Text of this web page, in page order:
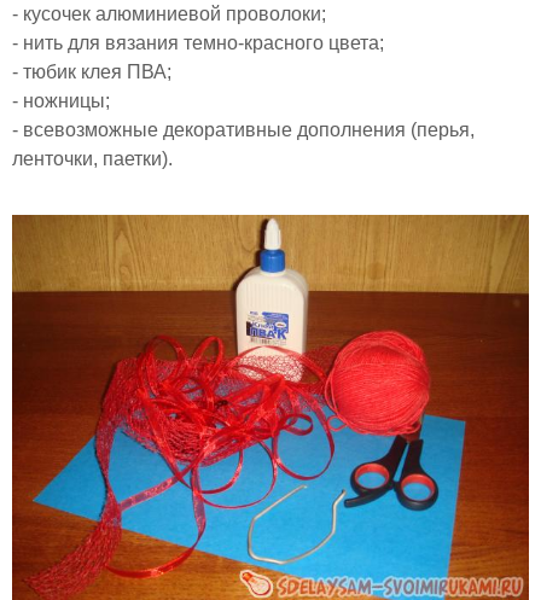
- кусочек алюминиевой проволоки;
- нить для вязания темно-красного цвета;
- тюбик клея ПВА;
- ножницы;
- всевозможные декоративные дополнения (перья,
ленточки, паетки).